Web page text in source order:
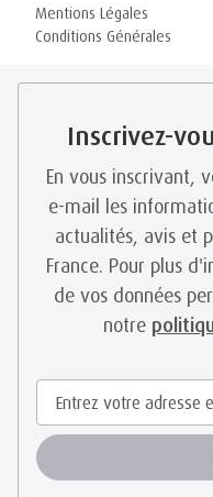
Mentions Légales
Conditions Générales
Inscrivez-
En vous inscrivant,
e-mail les
actualités, avis et
France. Pour plus
de vos données
notre